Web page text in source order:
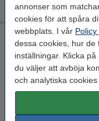
annonser som
cookies för att spåra
webbplats. I vår
dessa cookies, hur de
inställningar. Klicka
du väljer att avböja
och analytiska
Polymaker CoPA
Nylon